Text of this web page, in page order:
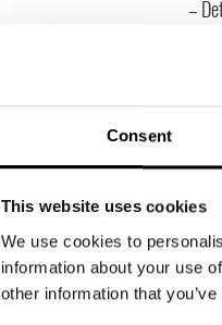
Consent
This website uses cookies
We use cookies to
information about your use
other information that
–
–
tog
–